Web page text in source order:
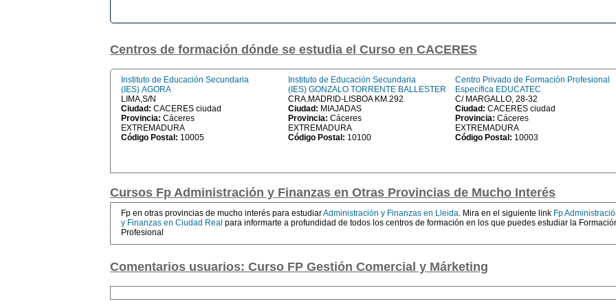
Centros de formación dónde se estudia el Curso en CACERES
Instituto de Educación Secundaria
(IES) AGORA
LIMA,S/N
Ciudad: CACERES ciudad
Provincia: Cáceres
EXTREMADURA
Código Postal: 10005
Instituto de Educación Secundaria
(IES) GONZALO TORRENTE BALLESTER
CRA.MADRID-LISBOA KM.292
Ciudad: MIAJADAS
Provincia: Cáceres
EXTREMADURA
Código Postal: 10100
Centro Privado de Formación Profesional
Específica EDUCATEC
C/ MARGALLO, 28-32
Ciudad: CACERES ciudad
Provincia: Cáceres
EXTREMADURA
Código Postal: 10003
Cursos Fp Administración y Finanzas en Otras Provincias de Mucho Interés
Fp en otras provincias de mucho interés para estudiarAdministración y Finanzas en Lleida. Mira en el siguiente link Fp
y Finanzas en Ciudad Real para informarte a profundidad de todos los centros de formación en los que puedes estudiar la
Profesional
Comentarios usuarios: Curso FP Gestión Comercial y Márketing